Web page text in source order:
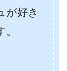
が好き